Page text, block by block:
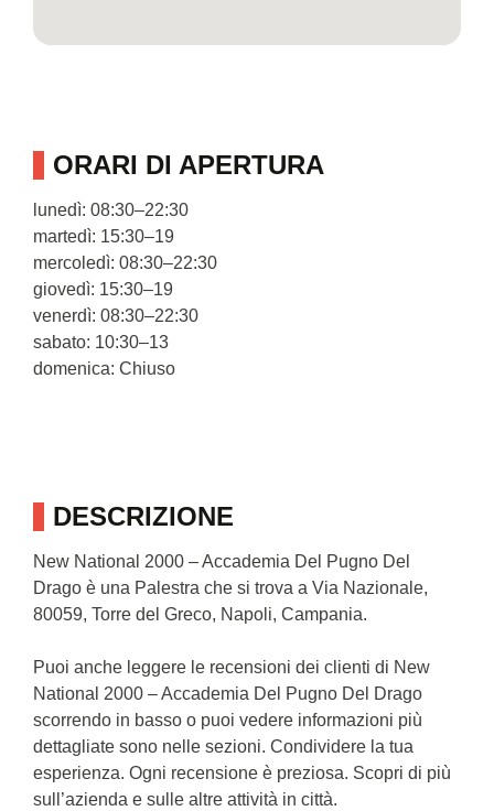
DESCRIZIONE
New National 2000 – Accademia Del Pugno Del
Drago è una Palestra che si trova a Via Nazionale,
80059, Torre del Greco, Napoli, Campania.
Puoi anche leggere le recensioni dei clienti di New
National 2000 – Accademia Del Pugno Del Drago
scorrendo in basso o puoi vedere informazioni più
dettagliate sono nelle sezioni. Condividere la tua
esperienza. Ogni recensione è preziosa. Scopri di più
sull’azienda e sulle altre attività in città.
ORARI DI APERTURA
lunedì: 08:30–22:30
martedì: 15:30–19
mercoledì: 08:30–22:30
giovedì: 15:30–19
venerdì: 08:30–22:30
sabato: 10:30–13
domenica: Chiuso